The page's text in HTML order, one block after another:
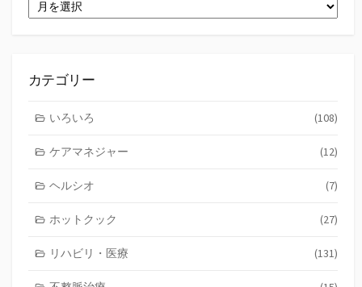
れ
記
カテゴリー
いろいろ (108)
ケアマネジャー (12)
ヘルシオ (7)
ホットクック (27)
リハビリ・医療 (131)